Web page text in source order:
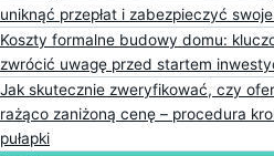
uniknąć przepłat i zabezpieczyć
Koszty formalne budowy domu:
zwrócić uwagę przed startem
Jak skutecznie zweryfikować, czy
rażąco zaniżoną cenę – procedura
pułapki